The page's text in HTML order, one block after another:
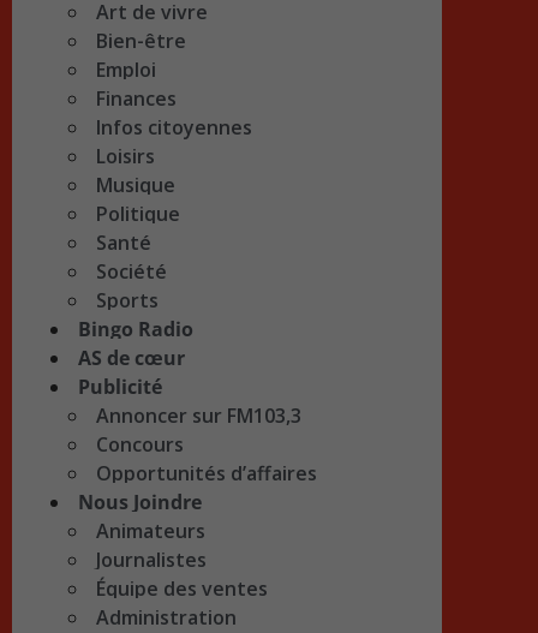
Art de vivre
Bien-être
Emploi
Finances
Infos citoyennes
Loisirs
Musique
Politique
Santé
Société
Sports
Bingo Radio
AS de cœur
Publicité
Annoncer sur FM103,3
Concours
Opportunités d’affaires
Nous Joindre
Animateurs
Journalistes
Équipe des ventes
Administration